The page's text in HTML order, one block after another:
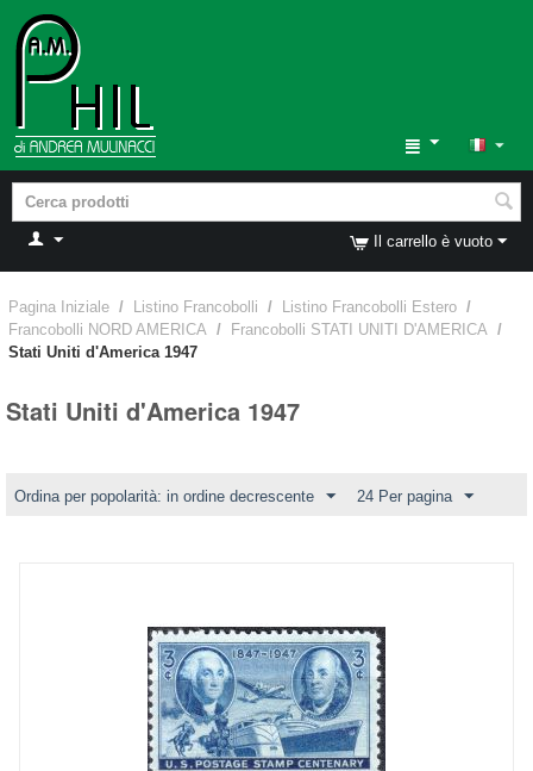
Il carrello è vuoto
Pagina Iniziale / Listino Francobolli / Listino Francobolli Estero /
Francobolli NORD AMERICA / Francobolli STATI UNITI D'AMERICA /
Stati Uniti d'America 1947
Stati Uniti d'America 1947
Ordina per popolarità: in ordine decrescente 24 Per pagina